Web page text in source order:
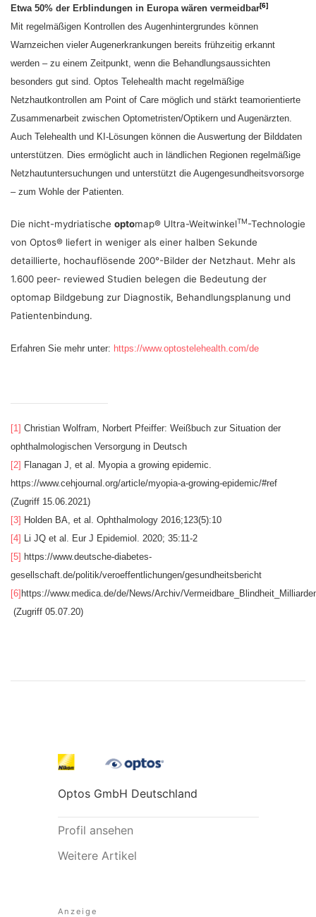
Etwa 50% der Erblindungen in Europa wären vermeidbar[6]
Mit regelmäßigen Kontrollen des Augenhintergrundes können
Warnzeichen vieler Augenerkrankungen bereits frühzeitig erkannt
werden – zu einem Zeitpunkt, wenn die Behandlungsaussichten
besonders gut sind. Optos Telehealth macht regelmäßige
Netzhautkontrollen am Point of Care möglich und stärkt teamorientierte
Zusammenarbeit zwischen Optometristen/Optikern und Augenärzten.
Auch Telehealth und KI-Lösungen können die Auswertung der Bilddaten
unterstützen. Dies ermöglicht auch in ländlichen Regionen regelmäßige
Netzhautuntersuchungen und unterstützt die Augengesundheitsvorsorge
– zum Wohle der Patienten.
Die nicht-mydriatische optomap® Ultra-WeitwinkelTM-Technologie
von Optos® liefert in weniger als einer halben Sekunde
detaillierte, hochauflösende 200°-Bilder der Netzhaut. Mehr als
1.600 peer- reviewed Studien belegen die Bedeutung der
optomap Bildgebung zur Diagnostik, Behandlungsplanung und
Patientenbindung.
Erfahren Sie mehr unter: https://www.optostelehealth.com/de
[1] Christian Wolfram, Norbert Pfeiffer: Weißbuch zur Situation der
ophthalmologischen Versorgung in Deutsch
[2] Flanagan J, et al. Myopia a growing epidemic.
https://www.cehjournal.org/article/myopia-a-growing-epidemic/#ref
(Zugriff 15.06.2021)
[3] Holden BA, et al. Ophthalmology 2016;123(5):10
[4]
Li JQ et al. Eur J Epidemiol. 2020; 35:11-2
[5] https://www.deutsche-diabetes-
gesellschaft.de/politik/veroeffentlichungen/gesundheitsbericht
[6] https://www.medica.de/de/News/Archiv/
(Zugriff 05.07.20)
Optos GmbH Deutschland
Profil ansehen
Weitere Artikel